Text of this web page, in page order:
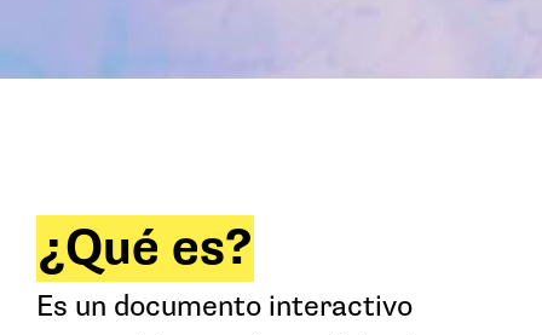
¿Qué es?
Es un documento interactivo